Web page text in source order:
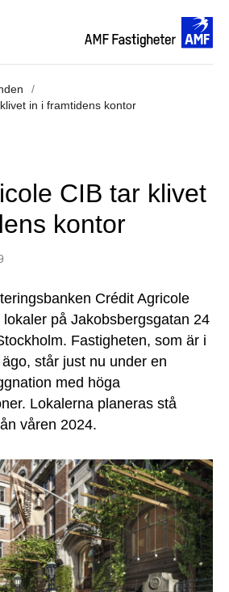
in i framtidens kontor
CIB tar klivet
kontor
Crédit Agricole
på Jakobsbergsgatan 24
Fastigheten, som är i
står just nu under en
med höga
Lokalerna planeras stå
våren 2024.